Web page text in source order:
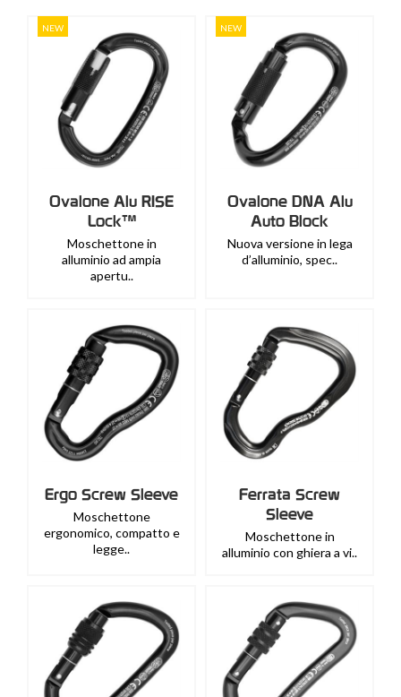
NEW
Ovalone Alu RISE
Lock™
Moschettone in
alluminio ad ampia
apertu..
NEW
Ovalone DNA Alu
Auto Block
Nuova versione in lega
d’alluminio, spec..
Ergo Screw Sleeve
Moschettone
ergonomico, compatto e
legge..
Ferrata Screw
Sleeve
Moschettone in
alluminio con ghiera a vi..